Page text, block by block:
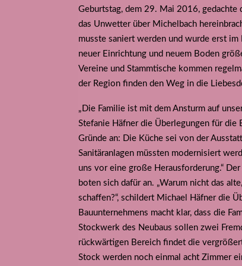
Geburtstag, dem 29. Mai 2016,
das Unwetter über Michelbach
musste saniert werden und wurde erst
neuer Einrichtung und neuem Boden
Vereine und Stammtische kommen
der Region finden den Weg in die
„Die Familie ist mit dem Ansturm auf
Stefanie Häfner die Überlegungen für
Gründe an: Die Küche sei von der
Sanitäranlagen müssten modernisiert
uns vor eine große Herausforderung.“
boten sich dafür an. „Warum nicht das
schaffen?“, schildert Michael Häfner die
Bauunternehmens macht klar, dass die
Stockwerk des Neubaus sollen zwei
rückwärtigen Bereich findet die
Stock werden noch einmal acht Zimmer